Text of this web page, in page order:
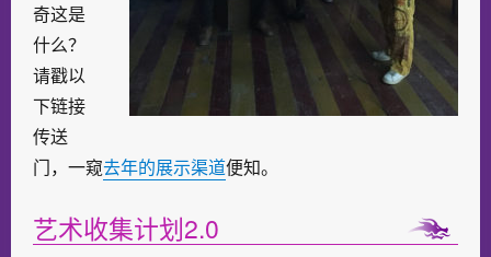
奇这是
什么？
请戳以
下链接
传送
门，一窥去年的展示渠道便知。
艺术收集计划2.0​